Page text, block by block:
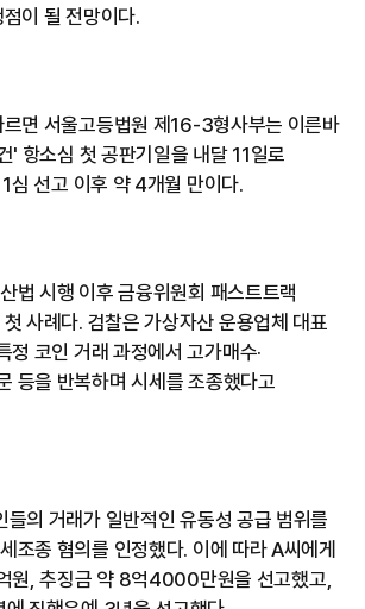
이 될 전망이다.
면 서울고등법원 제16-3형사부는 이른바
' 항소심 첫 공판기일을 내달 11일로
심 선고 이후 약 4개월 만이다.
법 시행 이후 금융위원회 패스트트랙
사례다. 검찰은 가상자산 운용업체 대표
정 코인 거래 과정에서 고가매수·
등을 반복하며 시세를 조종했다고
들의 거래가 일반적인 유동성 공급 범위를
조종 혐의를 인정했다. 이에 따라 A씨에게
원, 추징금 약 8억4000만원을 선고했고,